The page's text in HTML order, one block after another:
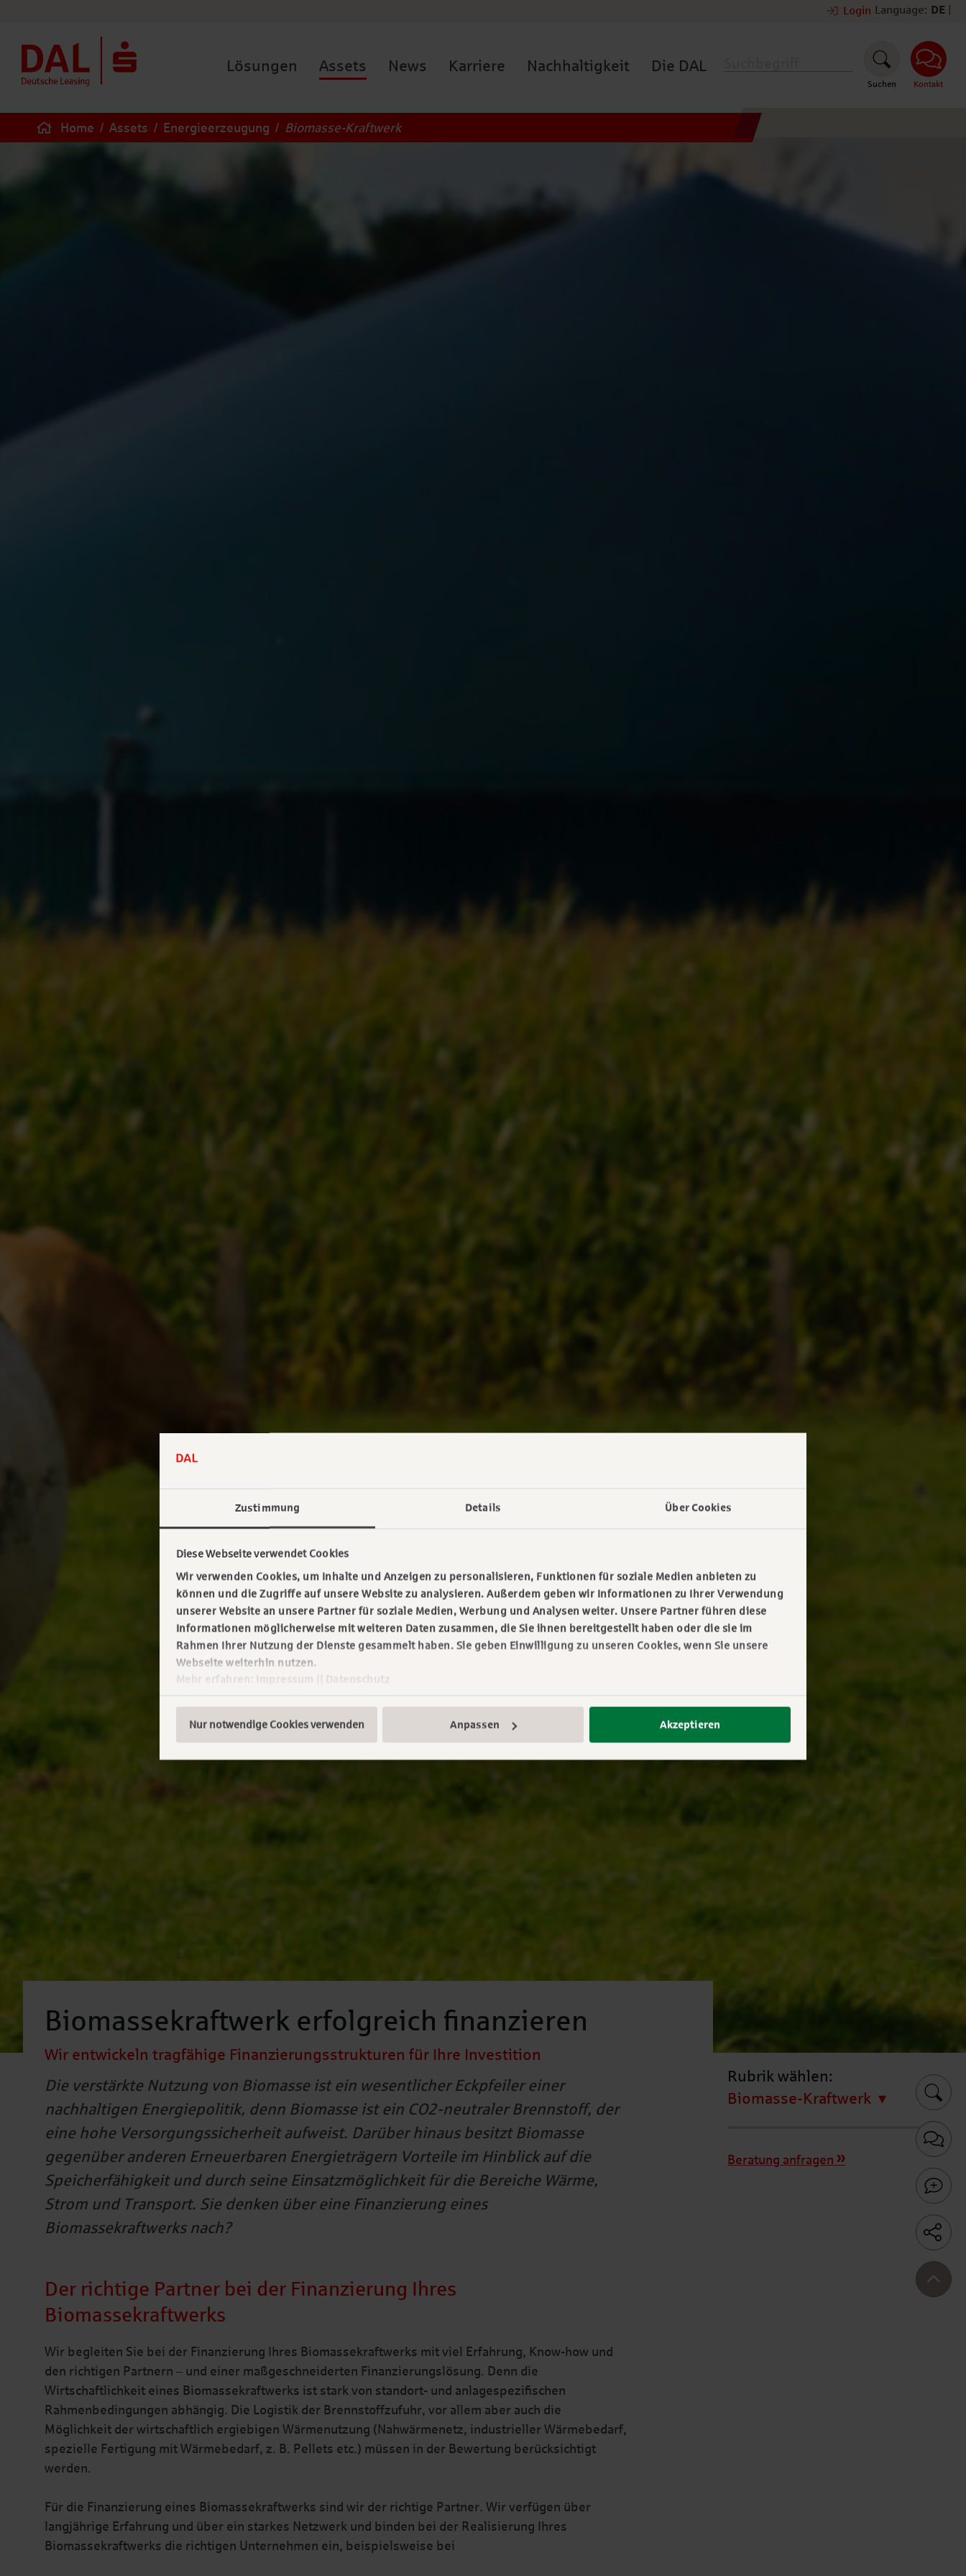
Zustimmung Details Über Cookies
Diese Webseite verwendet Cookies
Wir verwenden Cookies, um Inhalte und Anzeigen zu personalisieren, Funktionen für soziale Medien anbieten zu
können und die Zugriffe auf unsere Website zu analysieren. Außerdem geben wir Informationen zu Ihrer Verwendung
unserer Website an unsere Partner für soziale Medien, Werbung und Analysen weiter. Unsere Partner führen diese
Informationen möglicherweise mit weiteren Daten zusammen, die Sie ihnen bereitgestellt haben oder die sie im
Rahmen Ihrer Nutzung der Dienste gesammelt haben. Sie geben Einwilligung zu unseren Cookies, wenn Sie unsere
Webseite weiterhin nutzen.
Mehr erfahren:
Impressum Datenschutz
Nur notwendige Cookies verwenden Anpassen Akzeptieren
Language: DE
Login
Lösungen Assets News Karriere Nachhaltigkeit Die DAL
Kontakt
Suchen
Home / Assets / Energieerzeugung / Biomasse-Kraftwerk
Biomassekraftwerk erfolgreich finanzieren
Wir entwickeln tragfähige Finanzierungsstrukturen für Ihre Investition
Die verstärkte Nutzung von Biomasse ist ein wesentlicher Eckpfeiler einer
nachhaltigen Energiepolitik, denn Biomasse ist ein CO2-neutraler Brennstoff, der
eine hohe Versorgungssicherheit aufweist. Darüber hinaus besitzt Biomasse
gegenüber anderen Erneuerbaren Energieträgern Vorteile im Hinblick auf die
Speicherfähigkeit und durch seine Einsatzmöglichkeit für die Bereiche Wärme,
Strom und Transport. Sie denken über eine Finanzierung eines
Biomassekraftwerks nach?
Der richtige Partner bei der Finanzierung Ihres
Biomassekraftwerks
Wir begleiten Sie bei der Finanzierung Ihres Biomassekraftwerks mit viel Erfahrung, Know-how und
den richtigen Partnern – und einer maßgeschneiderten Finanzierungslösung. Denn die
Wirtschaftlichkeit eines Biomassekraftwerks ist stark von standort- und anlagespezifischen
Rahmenbedingungen abhängig. Die Logistik der Brennstoffzufuhr, vor allem aber auch die
Möglichkeit der wirtschaftlich ergiebigen Wärmenutzung (Nahwärmenetz, industrieller Wärmebedarf,
spezielle Fertigung mit Wärmebedarf, z. B. Pellets etc.) müssen in der Bewertung berücksichtigt
werden.
Für die Finanzierung eines Biomassekraftwerks sind wir der richtige Partner. Wir verfügen über
langjährige Erfahrung und über ein starkes Netzwerk und binden bei der Realisierung Ihres
Biomassekraftwerks die richtigen Unternehmen ein, beispielsweise bei
Rubrik wählen:
Biomasse-Kraftwerk
Beratung anfragen